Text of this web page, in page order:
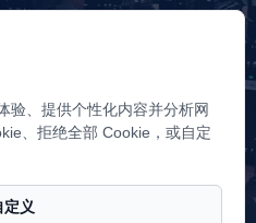
伯工业集中区六号路
安街道翠山街与珠江路路口西
验、提供个性化内容并分析网
、拒绝全部 Cookie，或自定
定义